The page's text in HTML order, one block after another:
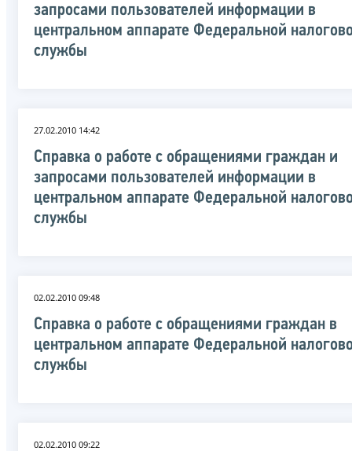
запросами пользователей информации в
центральном аппарате Федеральной
службы
27.02.2010 14:42
Справка о работе с обращениями граждан и
запросами пользователей информации в
центральном аппарате Федеральной
службы
02.02.2010 09:48
Справка о работе с обращениями граждан в
центральном аппарате Федеральной
службы
02.02.2010 09:22